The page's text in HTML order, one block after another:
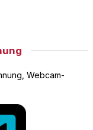
Webcam-